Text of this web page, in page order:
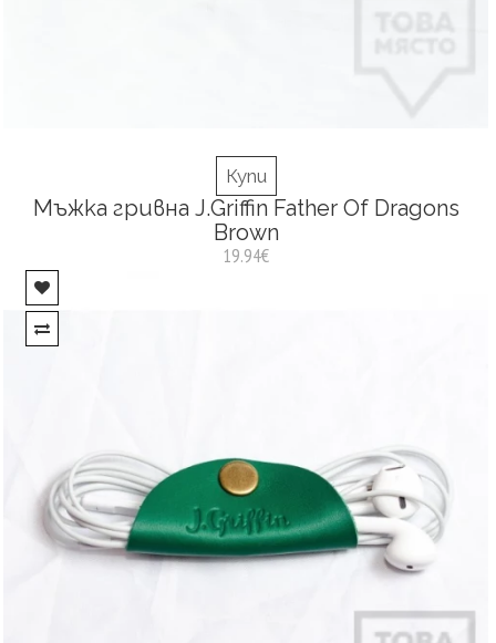
Купи
Мъжка гривна J.Griffin Father Of Dragons
Brown
19.94€